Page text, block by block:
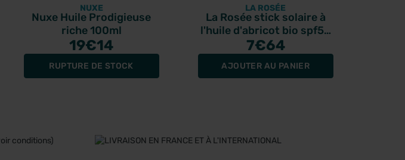
NUXE
Nuxe Huile Prodigieuse
riche 100ml
19€14
RUPTURE DE STOCK
LA ROSÉE
La Rosée stick solaire à
l'huile d'abricot bio spf50
- 15ml
7€64
AJOUTER AU PANIER